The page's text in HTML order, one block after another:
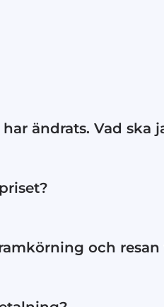
ändrats. Vad ska
omedelbart via e-post
och lossning.
och
debiterar vi 15 minuter